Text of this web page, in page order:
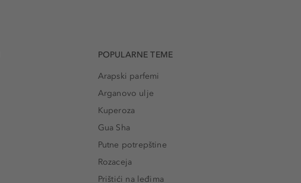
POPULARNE TEME
Arapski parfemi
Arganovo ulje
Kuperoza
Gua Sha
Putne potrepštine
Rozaceja
Prištići na leđima